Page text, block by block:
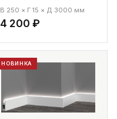
В 250 × Г 15 × Д 3000 мм
4 200 ₽
НОВИНКА